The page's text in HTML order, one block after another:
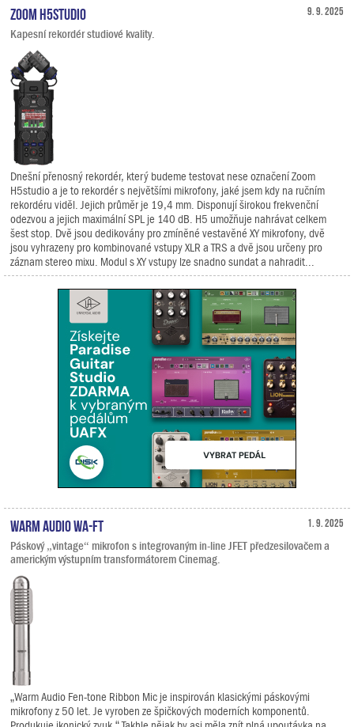
9. 9. 2025
Zoom H5studio
Kapesní rekordér studiové kvality.
Dnešní přenosný rekordér, který budeme testovat nese označení Zoom
H5studio a je to rekordér s největšími mikrofony, jaké jsem kdy na ručním
rekordéru viděl. Jejich průměr je 19,4 mm. Disponují širokou frekvenční
odezvou a jejich maximální SPL je 140 dB. H5 umožňuje nahrávat celkem
šest stop. Dvě jsou dedikovány pro zmíněné vestavěné XY mikrofony, dvě
jsou vyhrazeny pro kombinované vstupy XLR a TRS a dvě jsou určeny pro
záznam stereo mixu. Modul s XY vstupy lze snadno sundat a nahradit...
1. 9. 2025
Warm Audio WA-FT
Páskový „vintage“ mikrofon s integrovaným in-line JFET předzesilovačem a
americkým výstupním transformátorem Cinemag.
„Warm Audio Fen-tone Ribbon Mic je inspirován klasickými páskovými
mikrofony z 50 let. Je vyroben ze špičkových moderních komponentů.